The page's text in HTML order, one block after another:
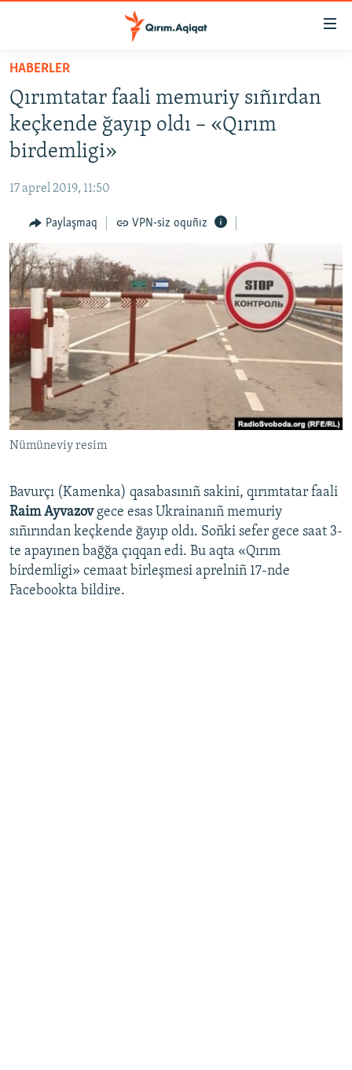
Esas
qaytmaq
Baş
navigatsiyağa
qaytmaq
Qıdıruvğa
qaytmaq
SİYASET
İQTİSADİYAT
MEDENİYET
İNSAN AQLARI
VİDEO
SÜRET
BLOGLAR
FİKİR
Русский
Українською
QOŞULIÑIZ!
RFE/RS bütün saytları
HABERLER
Qırımtatar faali memuriy sıñırdan
keçkende ğayıp oldı – «Qırım
birdemligi»
17 aprel 2019, 11:50
Paylaşmaq VPN-siz oquñız
Nümüneviy resim
Bavurçı (Kamenka) qasabasınıñ sakini, qırımtatar faali
Raim Ayvazovgece esas Ukrainanıñ memuriy
sıñırından keçkende ğayıp oldı. Soñki sefer gece saat 3-
te apayınen bağğa çıqqan edi. Bu aqta «Qırım
birdemligi» cemaat birleşmesi aprelniñ 17-nde
Facebookta bildire.